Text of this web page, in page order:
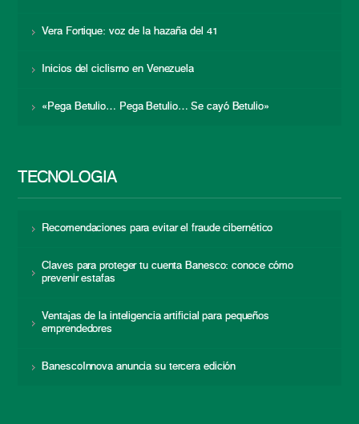
Vera Fortique: voz de la hazaña del 41
Inicios del ciclismo en Venezuela
«Pega Betulio… Pega Betulio… Se cayó Betulio»
TECNOLOGÍA
Recomendaciones para evitar el fraude cibernético
Claves para proteger tu cuenta Banesco: conoce cómo
prevenir estafas
Ventajas de la inteligencia artificial para pequeños
emprendedores
BanescoInnova anuncia su tercera edición